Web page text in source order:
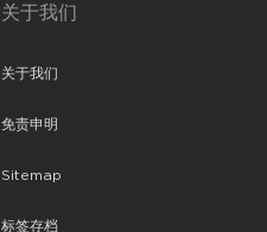
关于我们
关于我们
免责申明
Sitemap
标签存档